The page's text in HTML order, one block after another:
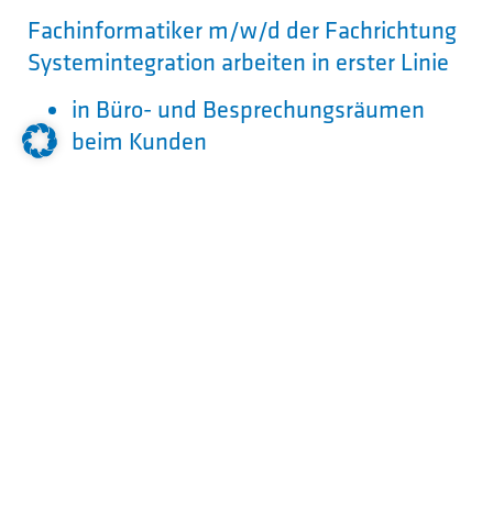
Fachinformatiker m/w/d der Fachrichtung
Systemintegration arbeiten in erster Linie
in Büro- und Besprechungsräumen
beim Kunden